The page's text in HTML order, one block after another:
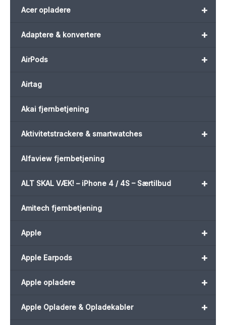
+
Acer opladere
+
Adaptere & konvertere
+
AirPods
Airtag
Akai fjernbetjening
+
Aktivitetstrackere & smartwatches
Alfaview fjernbetjening
+
ALT SKAL VÆK! – iPhone 4 / 4S – Særtilbud
Amitech fjernbetjening
+
Apple
+
Apple Earpods
+
Apple opladere
+
Apple Opladere & Opladekabler